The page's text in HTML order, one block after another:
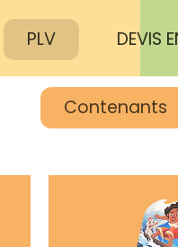
PLV DEVIS
Contenants